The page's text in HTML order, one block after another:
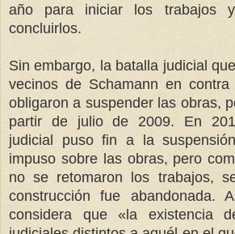
año para iniciar los trabajos
concluirlos.
Sin embargo, la batalla judicial
vecinos de Schamann en
obligaron a suspender las obras,
partir de julio de 2009. En
judicial puso fin a la
impuso sobre las obras, pero
no se retomaron los trabajos,
construcción fue abandonada.
considera que «la existencia